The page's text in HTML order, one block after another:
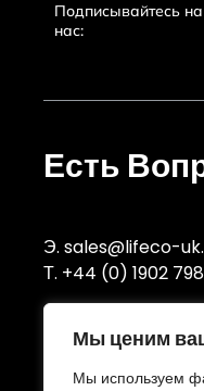
Мы ценим
Мы используем
Подписывайтесь на
нас:
Есть
Э.sales@lifeco-
Т. +44 (0) 1902
Сертификации и